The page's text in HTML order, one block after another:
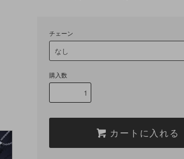
チェーン
購入数
カートに入れる